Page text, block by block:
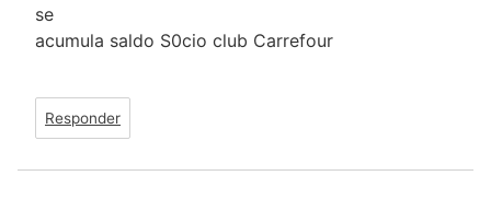
se
acumula saldo S0cio club Carrefour
Responder